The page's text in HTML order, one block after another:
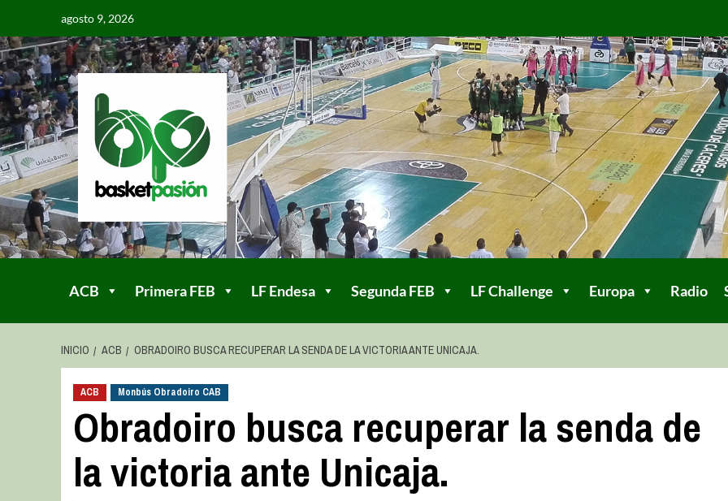
agosto 9, 2026
ACB Primera FEB LF Endesa Segunda FEB LF Challenge Europa Radio
INICIO ACB OBRADOIRO BUSCA RECUPERAR LA SENDA DE LA VICTORIA ANTE UNICAJA.
ACB Monbús Obradoiro CAB
Obradoiro busca recuperar la senda de
la victoria ante Unicaja.